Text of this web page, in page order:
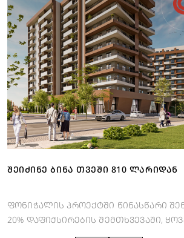
ᲨᲔᲘᲫᲘᲜᲔ ᲑᲘᲜᲐ ᲗᲕᲔᲨᲘ 810 ᲚᲐᲠᲘᲓᲐᲜ
ფონიჭალის პროექტში წინასწარი
20% დაფიქსირების შემთხვევაში,
გადასახადი არის 810 ლარიდან.